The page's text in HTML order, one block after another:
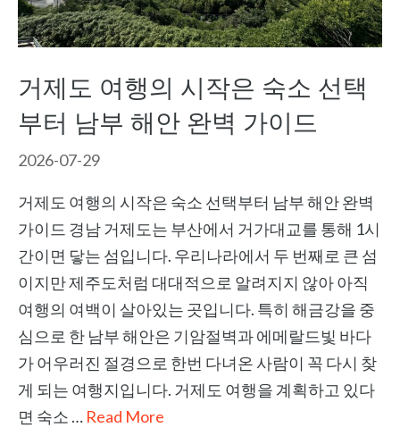
거제도 여행의 시작은 숙소 선택
부터 남부 해안 완벽 가이드
2026-07-29
거제도 여행의 시작은 숙소 선택부터 남부 해안 완벽
가이드 경남 거제도는 부산에서 거가대교를 통해 1시
간이면 닿는 섬입니다. 우리나라에서 두 번째로 큰 섬
이지만 제주도처럼 대대적으로 알려지지 않아 아직
여행의 여백이 살아있는 곳입니다. 특히 해금강을 중
심으로 한 남부 해안은 기암절벽과 에메랄드빛 바다
가 어우러진 절경으로 한번 다녀온 사람이 꼭 다시 찾
게 되는 여행지입니다. 거제도 여행을 계획하고 있다
면 숙소 … Read More